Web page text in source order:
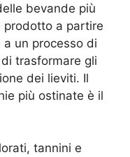
bevande più
prodotto a partire
a un processo di
trasformare gli
dei lieviti. Il
più ostinate è il
tannini e